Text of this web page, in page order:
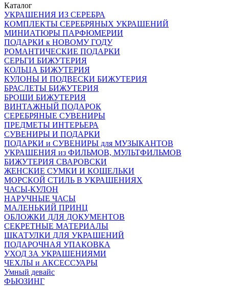
Каталог
УКРАШЕНИЯ ИЗ СЕРЕБРА
КОМПЛЕКТЫ СЕРЕБРЯНЫХ УКРАШЕНИЙ
МИНИАТЮРЫ ПАРФЮМЕРИИ
ПОДАРКИ к НОВОМУ ГОДУ
РОМАНТИЧЕСКИЕ ПОДАРКИ
СЕРЬГИ БИЖУТЕРИЯ
КОЛЬЦА БИЖУТЕРИЯ
КУЛОНЫ И ПОДВЕСКИ БИЖУТЕРИЯ
БРАСЛЕТЫ БИЖУТЕРИЯ
БРОШИ БИЖУТЕРИЯ
ВИНТАЖНЫЙ ПОДАРОК
СЕРЕБРЯНЫЕ СУВЕНИРЫ
ПРЕДМЕТЫ ИНТЕРЬЕРА
СУВЕНИРЫ И ПОДАРКИ
ПОДАРКИ и СУВЕНИРЫ для МУЗЫКАНТОВ
УКРАШЕНИЯ из ФИЛЬМОВ, МУЛЬТФИЛЬМОВ
БИЖУТЕРИЯ СВАРОВСКИ
ЖЕНСКИЕ СУМКИ И КОШЕЛЬКИ
МОРСКОЙ СТИЛЬ В УКРАШЕНИЯХ
ЧАСЫ-КУЛОН
НАРУЧНЫЕ ЧАСЫ
МАЛЕНЬКИЙ ПРИНЦ
ОБЛОЖКИ ДЛЯ ДОКУМЕНТОВ
СЕКРЕТНЫЕ МАТЕРИАЛЫ
ШКАТУЛКИ ДЛЯ УКРАШЕНИЙ
ПОДАРОЧНАЯ УПАКОВКА
УХОД ЗА УКРАШЕНИЯМИ
ЧEХЛЫ и АКСЕССУАРЫ
Умный девайс
ФЬЮЗИНГ